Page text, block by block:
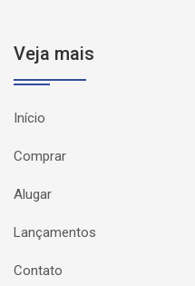
Veja mais
Início
Comprar
Alugar
Lançamentos
Contato